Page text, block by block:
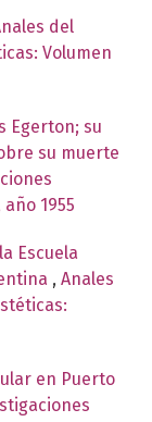
del
Volumen
Egerton; su
su muerte
1955
Escuela
, Anales
en Puerto